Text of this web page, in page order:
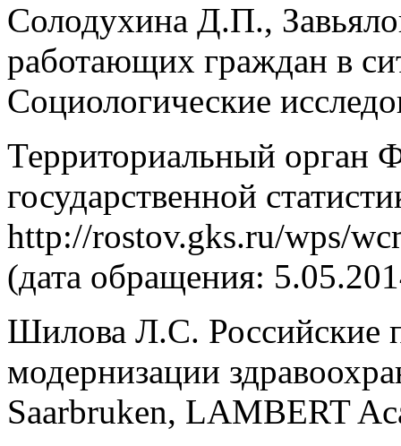
Солодухина Д.П.,
работающих граждан в
Социологические
Территориальный орган
государственной
http://rostov.gks.ru/wps/
(дата обращения:
Шилова Л.С. Российские
модернизации
Saarbruken, LAMBERT